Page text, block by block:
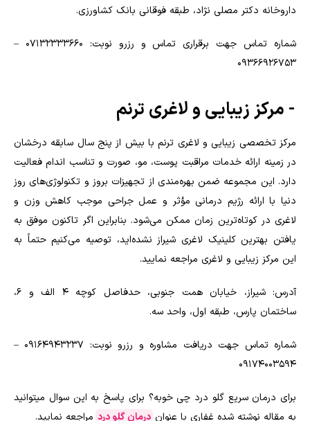
داروخانه دکتر مصلی نژاد، طبقه فوقانی بانک کشاورزی.
شماره تماس جهت برقراری تماس و رزرو نوبت: 07132333660 –
09366926753
- مرکز زیبایی و لاغری ترنم
مرکز تخصصی زیبایی و لاغری ترنم با بیش از پنج سال سابقه درخشان
در زمینه ارائه خدمات مراقبت پوست، مو، صورت و تناسب اندام فعالیت
دارد. این مجموعه ضمن بهره‌مندی از تجهیزات بروز و تکنولوژی‌های روز
دنیا با ارائه رژیم درمانی مؤثر و عمل جراحی موجب کاهش وزن و
لاغری در کوتاه‌ترین زمان ممکن می‌شود. بنابراین اگر تاکنون موفق به
یافتن بهترین کلینیک لاغری شیراز نشده‌اید، توصیه می‌کنیم حتماً به
این مرکز زیبایی و لاغری مراجعه نمایید.
آدرس: شیراز، خیابان همت جنوبی، حدفاصل کوچه 4 الف و 6،
ساختمان پارس، طبقه اول، واحد سه.
شماره تماس جهت دریافت مشاوره و رزرو نوبت: 09164943237 –
09174003594
برای درمان سریع گلو درد چی خوبه؟ برای پاسخ به این سوال میتوانید
به مقاله نوشته شده غفاری با عنوان درمان گلو درد مراجعه نمایید.